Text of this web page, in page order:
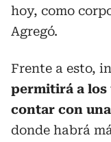
hoy, como
Agregó.
Frente a esto,
permitirá a los
contar con
donde habrá